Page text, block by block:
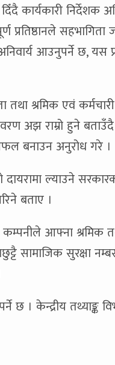
कार्यकारी निर्देशक
प्रतिष्ठानले सहभागिता
आउनुपर्ने छ, यस
तथा श्रमिक एवं
अझ राम्रो हुने
बनाउन अनुरोध गरे ।
ल्याउने
बताए ।
आफ्ना श्रमिक
सामाजिक सुरक्षा
छ । केन्द्रीय तथ्याङ्क